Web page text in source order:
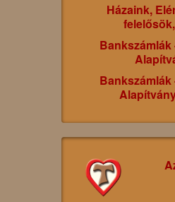
Házaink,
Bankszámlák
Bankszámlák